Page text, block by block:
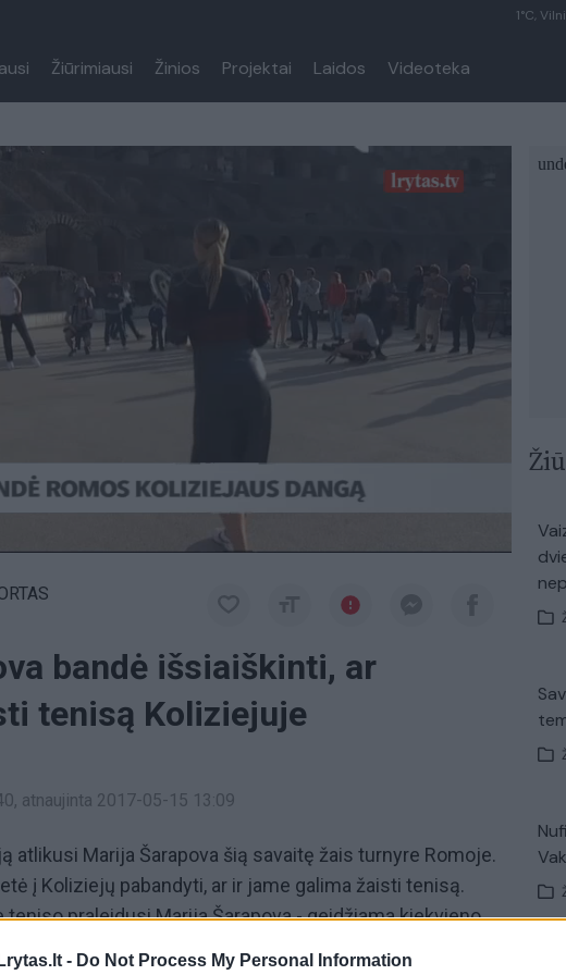
Lrytas.lt - Do Not Process My Personal Information
1°C,
Žiūrimiausi Žinios Projektai Laidos Videoteka
bandė išsiaiškinti, ar
tenisą Koliziejuje
, atnaujinta 2017-05-15 13:09
atlikusi Marija Šarapova šią savaitę žais turnyre Romoje.
į Koliziejų pabandyti, ar ir jame galima žaisti tenisą.
praleidusi Marija Šarapova - geidžiama kiekvieno
žemo reitingo, rusė nepatenka į prestižinius turnyrus,